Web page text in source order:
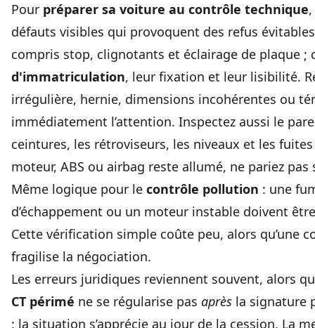
Pour préparer sa voiture au contrôle technique
défauts visibles qui provoquent des refus
compris stop, clignotants et éclairage de plaque ;
d'immatriculation, leur fixation et leur lisibilité.
irrégulière, hernie, dimensions incohérentes ou
immédiatement l’attention. Inspectez aussi le
ceintures, les rétroviseurs, les niveaux et les
moteur, ABS ou airbag reste allumé, ne pariez
Même logique pour le contrôle pollution : une
d’échappement ou un moteur instable doivent
Cette vérification simple coûte peu, alors qu’une
fragilise la négociation.
Les erreurs juridiques reviennent souvent, alors
CT périmé ne se régularise pas après la signature
: la situation s’apprécie au jour de la cession. La